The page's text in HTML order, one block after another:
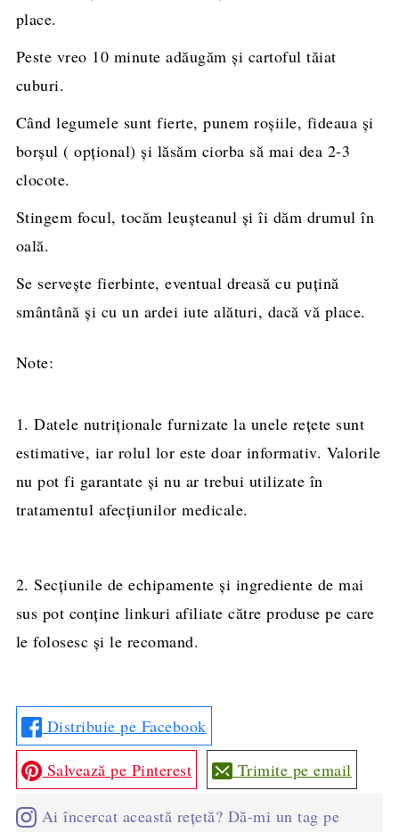
place.
Peste vreo 10 minute adăugăm şi cartoful tăiat
cuburi.
Când legumele sunt fierte, punem roşiile, fideaua şi
borşul ( opţional) şi lăsăm ciorba să mai dea 2-3
clocote.
Stingem focul, tocăm leuşteanul şi îi dăm drumul în
oală.
Se serveşte fierbinte, eventual dreasă cu puţină
smântână şi cu un ardei iute alături, dacă vă place.
Note:
1. Datele nutriționale furnizate la unele rețete sunt
estimative, iar rolul lor este doar informativ. Valorile
nu pot fi garantate și nu ar trebui utilizate în
tratamentul afecțiunilor medicale.
2. Secțiunile de echipamente și ingrediente de mai
sus pot conține linkuri afiliate către produse pe care
le folosesc și le recomand.
Distribuie pe Facebook
Salvează pe Pinterest Trimite pe email
Ai încercat această rețetă? Dă-mi un tag pe